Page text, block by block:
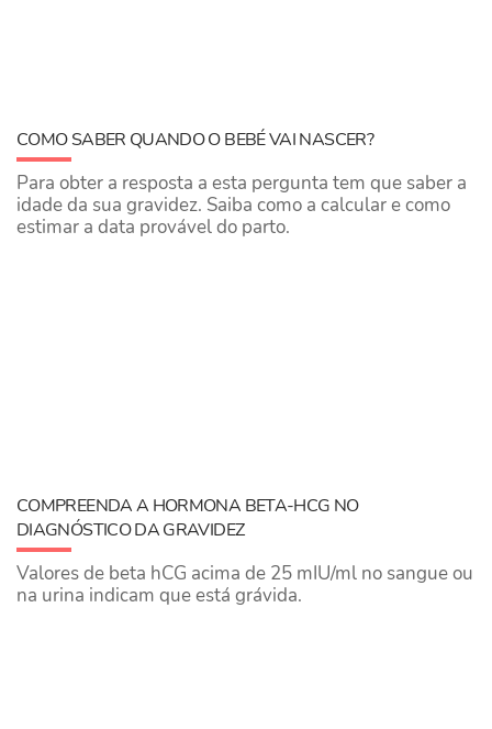
COMO SABER QUANDO O BEBÉ VAI NASCER?
Para obter a resposta a esta pergunta tem que saber a
idade da sua gravidez. Saiba como a calcular e como
estimar a data provável do parto.
COMPREENDA A HORMONA BETA-HCG NO
DIAGNÓSTICO DA GRAVIDEZ
Valores de beta hCG acima de 25 mIU/ml no sangue ou
na urina indicam que está grávida.